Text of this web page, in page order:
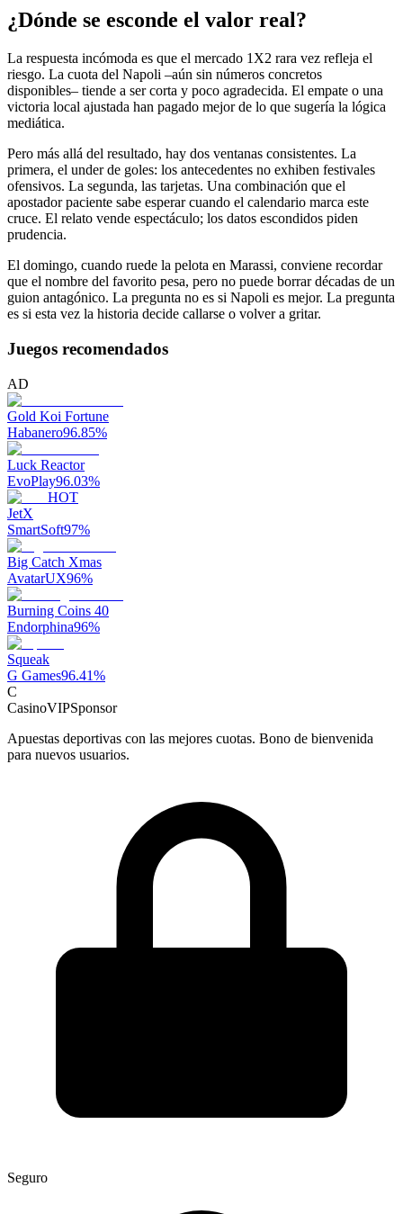
¿Dónde se esconde el valor real?
La respuesta incómoda es que el mercado 1X2 rara vez refleja el
riesgo. La cuota del Napoli –aún sin números concretos
disponibles– tiende a ser corta y poco agradecida. El empate o una
victoria local ajustada han pagado mejor de lo que sugería la lógica
mediática.
Pero más allá del resultado, hay dos ventanas consistentes. La
primera, el under de goles: los antecedentes no exhiben festivales
ofensivos. La segunda, las tarjetas. Una combinación que el
apostador paciente sabe esperar cuando el calendario marca este
cruce. El relato vende espectáculo; los datos escondidos piden
prudencia.
El domingo, cuando ruede la pelota en Marassi, conviene recordar
que el nombre del favorito pesa, pero no puede borrar décadas de un
guion antagónico. La pregunta no es si Napoli es mejor. La pregunta
es si esta vez la historia decide callarse o volver a gritar.
Juegos recomendados
AD
Gold Koi Fortune
Habanero96.85%
Luck Reactor
EvoPlay96.03%
HOT
JetX
SmartSoft97%
Big Catch Xmas
AvatarUX96%
Burning Coins 40
Endorphina96%
Squeak
G Games96.41%
C
CasinoVIPSponsor
Apuestas deportivas con las mejores cuotas. Bono de bienvenida
para nuevos usuarios.
Seguro